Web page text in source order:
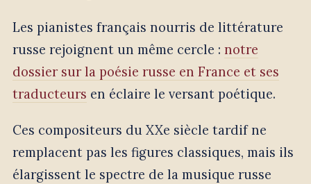
Les pianistes français nourris de littérature
russe rejoignent un même cercle : notre
dossier sur la poésie russe en France et ses
traducteurs en éclaire le versant poétique.
Ces compositeurs du XXe siècle tardif ne
remplacent pas les figures classiques, mais ils
élargissent le spectre de la musique russe